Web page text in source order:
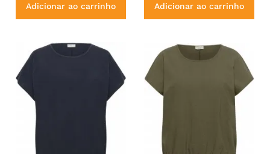
Adicionar ao carrinho Adicionar ao carrinho